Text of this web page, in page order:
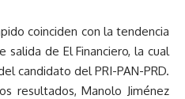
coinciden con la tendencia
de El Financiero, la cual
candidato del PRI-PAN-PRD.
resultados, Manolo Jiménez